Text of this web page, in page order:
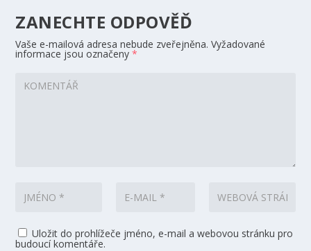
ZANECHTE ODPOVĚĎ
Vaše e-mailová adresa nebude zveřejněna. Vyžadované
informace jsou označeny*
Uložit do prohlížeče jméno, e-mail a webovou stránku pro
budoucí komentáře.